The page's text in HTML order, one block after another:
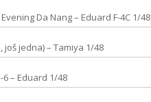
Da Nang – Eduard F-4C 1/48
još jedna) – Tamiya 1/48
6 – Eduard 1/48